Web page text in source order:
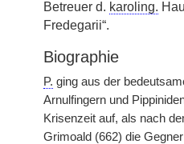
Betreuer d. karoling.
Fredegarii“.
Biographie
P. ging aus der
Arnulfingern und
Krisenzeit auf, als nach
Grimoald (662) die